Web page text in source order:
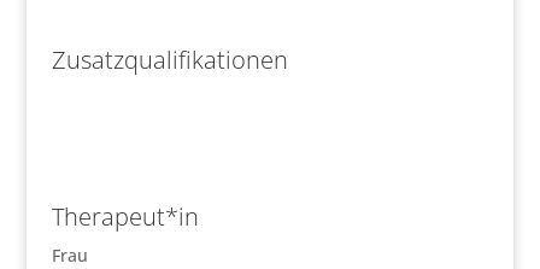
Zusatzqualifikationen
Therapeut*in
Frau